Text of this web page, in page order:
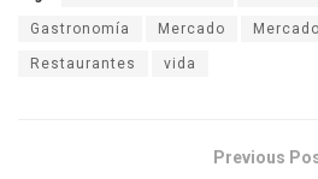
Gastronomía Mercado
Restaurantes vida
Previous